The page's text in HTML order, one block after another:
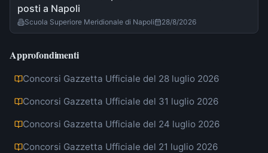
posti a Napoli
Scuola Superiore Meridionale di Napoli 28/8/2026
Approfondimenti
Concorsi Gazzetta Ufficiale del 28 luglio 2026
Concorsi Gazzetta Ufficiale del 31 luglio 2026
Concorsi Gazzetta Ufficiale del 24 luglio 2026
Concorsi Gazzetta Ufficiale del 21 luglio 2026